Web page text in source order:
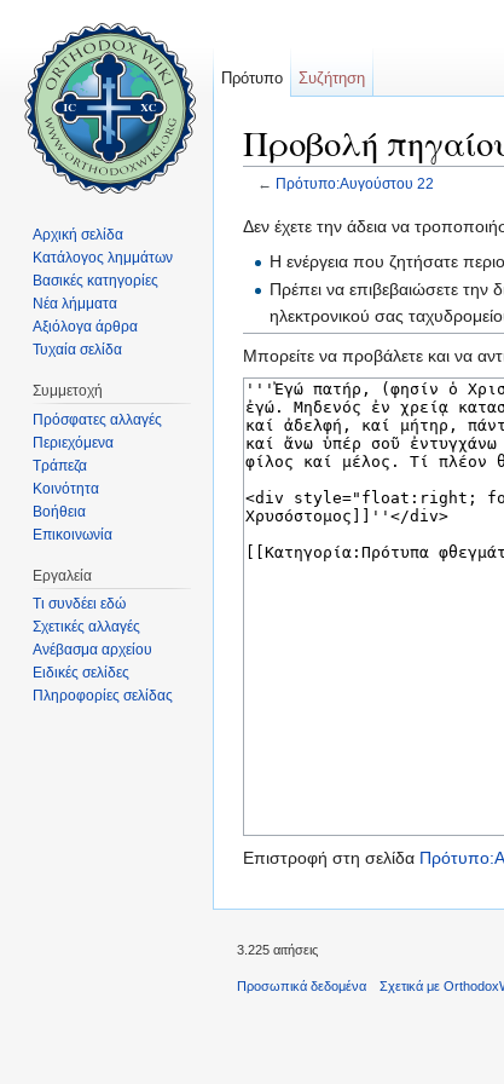
Προβολή
← Πρότυπο:Αυγούστου 22
Δεν έχετε την άδεια να
Η ενέργεια που ζητήσατε
Πρέπει να επιβεβαιώσετε την
ηλεκτρονικού σας
Μπορείτε να προβάλετε και να
Επιστροφή στη σελίδα
Πρότυπο Συζήτηση
Αρχική σελίδα
Κατάλογος λημμάτων
Βασικές κατηγορίες
Νέα λήμματα
Αξιόλογα άρθρα
Τυχαία σελίδα
Συμμετοχή
Πρόσφατες αλλαγές
Περιεχόμενα
Τράπεζα
Κοινότητα
Βοήθεια
Επικοινωνία
Εργαλεία
Τι συνδέει εδώ
Σχετικές αλλαγές
Ανέβασμα αρχείου
Ειδικές σελίδες
Πληροφορίες σελίδας
3.225 αιτήσεις
Προσωπικά δεδομένα Σχετικά με